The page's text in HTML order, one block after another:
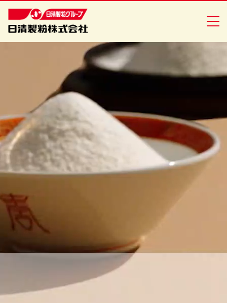
採用情報
日清製粉グループ
創・食Ｃｌｕｂ
企業情報
安全・安心への取り組み
ニュースリリース
「アミュリア」についてはこちら
安全・安心への取り組みはこちら
創・食Ｃｌｕｂについてはこちら